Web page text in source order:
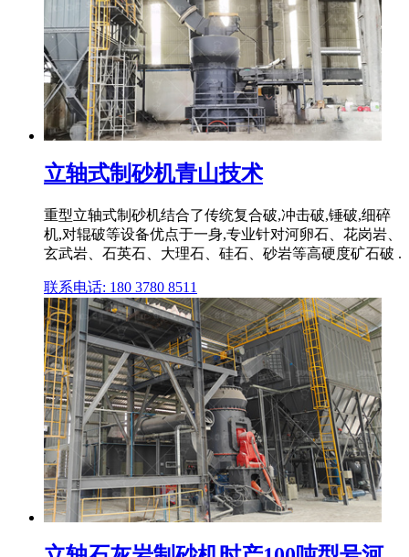
立轴式制砂机青山技术
重型立轴式制砂机结合了传统复合破,冲击破,锤破,细碎
机,对辊破等设备优点于一身,专业针对河卵石、花岗岩、
玄武岩、石英石、大理石、硅石、砂岩等高硬度矿石破 .
联系电话: 180 3780 8511